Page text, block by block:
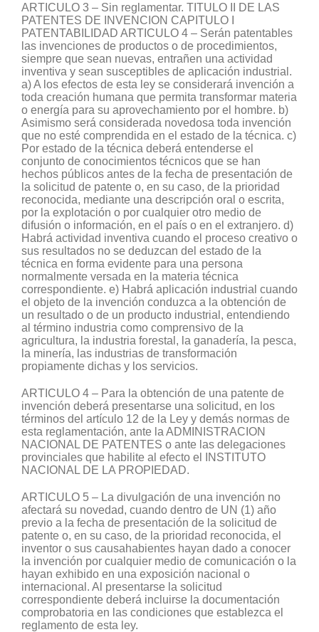
ARTICULO 3 – Sin reglamentar. TITULO II DE LAS
PATENTES DE INVENCION CAPITULO I
PATENTABILIDAD ARTICULO 4 – Serán patentables
las invenciones de productos o de procedimientos,
siempre que sean nuevas, entrañen una actividad
inventiva y sean susceptibles de aplicación industrial.
a) A los efectos de esta ley se considerará invención a
toda creación humana que permita transformar materia
o energía para su aprovechamiento por el hombre. b)
Asimismo será considerada novedosa toda invención
que no esté comprendida en el estado de la técnica. c)
Por estado de la técnica deberá entenderse el
conjunto de conocimientos técnicos que se han
hechos públicos antes de la fecha de presentación de
la solicitud de patente o, en su caso, de la prioridad
reconocida, mediante una descripción oral o escrita,
por la explotación o por cualquier otro medio de
difusión o información, en el país o en el extranjero. d)
Habrá actividad inventiva cuando el proceso creativo o
sus resultados no se deduzcan del estado de la
técnica en forma evidente para una persona
normalmente versada en la materia técnica
correspondiente. e) Habrá aplicación industrial cuando
el objeto de la invención conduzca a la obtención de
un resultado o de un producto industrial, entendiendo
al término industria como comprensivo de la
agricultura, la industria forestal, la ganadería, la pesca,
la minería, las industrias de transformación
propiamente dichas y los servicios.
ARTICULO 4 – Para la obtención de una patente de
invención deberá presentarse una solicitud, en los
términos del artículo 12 de la Ley y demás normas de
esta reglamentación, ante la ADMINISTRACION
NACIONAL DE PATENTES o ante las delegaciones
provinciales que habilite al efecto el INSTITUTO
NACIONAL DE LA PROPIEDAD.
ARTICULO 5 – La divulgación de una invención no
afectará su novedad, cuando dentro de UN (1) año
previo a la fecha de presentación de la solicitud de
patente o, en su caso, de la prioridad reconocida, el
inventor o sus causahabientes hayan dado a conocer
la invención por cualquier medio de comunicación o la
hayan exhibido en una exposición nacional o
internacional. Al presentarse la solicitud
correspondiente deberá incluirse la documentación
comprobatoria en las condiciones que establezca el
reglamento de esta ley.